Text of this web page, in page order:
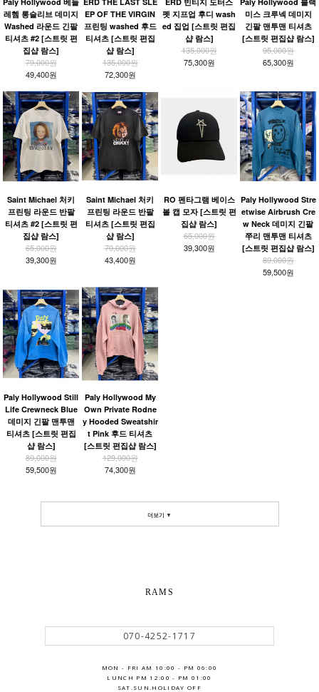
레헴 롱슬리브 데미지
Washed 라운드 긴팔
티셔츠 #2 [스트릿 편
집샵 람스]
79,000원
49,400원
EP OF THE VIRGIN
프린팅 washed 후드
티셔츠 [스트릿 편집
샵 람스]
135,000원
72,300원
펫 지프업 후디 wash
ed 집업 [스트릿 편집
샵 람스]
135,000원
75,300원
미스 크루넥 데미지
긴팔 맨투맨 티셔츠
[스트릿 편집샵 람스]
95,000원
65,300원
Saint Michael 처키
프린팅 라운드 반팔
티셔츠 #2 [스트릿 편
집샵 람스]
65,000원
39,300원
Saint Michael 처키
프린팅 라운드 반팔
티셔츠 [스트릿 편집
샵 람스]
79,000원
43,400원
RO 펜타그램 베이스
볼 캡 모자 [스트릿 편
집샵 람스]
65,000원
39,300원
Paly Hollywood Stre
etwise Airbrush Cre
w Neck 데미지 긴팔
쭈리 맨투맨 티셔츠
[스트릿 편집샵 람스]
89,000원
59,500원
Paly Hollywood Still
Life Crewneck Blue
데미지 긴팔 맨투맨
티셔츠 [스트릿 편집
샵 람스]
89,000원
59,500원
Paly Hollywood My
Own Private Rodne
y Hooded Sweatshir
t Pink 후드 티셔츠
[스트릿 편집샵 람스]
129,000원
74,300원
더보기 ▼
RAMS
070-4252-1717
MON - FRI AM 10:00 - PM 06:00
LUNCH PM 12:00 - PM 01:00
SAT.SUN.HOLIDAY OFF